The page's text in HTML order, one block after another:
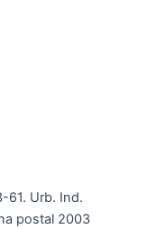
61. Urb. Ind.
postal 2003